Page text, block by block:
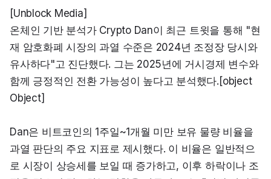
[Unblock Media]
온체인 기반 분석가 Crypto Dan이 최근 트윗을 통해 "현
재 암호화폐 시장의 과열 수준은 2024년 조정장 당시와
유사하다"고 진단했다. 그는 2025년에 거시경제 변수와
함께 긍정적인 전환 가능성이 높다고 분석했다.[object
Object]
Dan은 비트코인의 1주일~1개월 미만 보유 물량 비율을
과열 판단의 주요 지표로 제시했다. 이 비율은 일반적으
로 시장이 상승세를 보일 때 증가하고, 이후 하락이나 조